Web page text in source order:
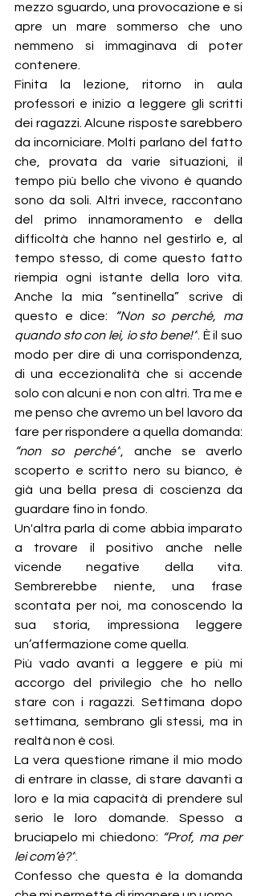
mezzo sguardo, una provocazione e si
apre un mare sommerso che uno
nemmeno si immaginava di poter
contenere.
Finita la lezione, ritorno in aula
professori e inizio a leggere gli scritti
dei ragazzi. Alcune risposte sarebbero
da incorniciare. Molti parlano del fatto
che, provata da varie situazioni, il
tempo più bello che vivono è quando
sono da soli. Altri invece, raccontano
del primo innamoramento e della
difficoltà che hanno nel gestirlo e, al
tempo stesso, di come questo fatto
riempia ogni istante della loro vita.
Anche la mia “sentinella” scrive di
questo e dice:
“Non so perché, ma
quando sto con lei, io sto bene!”. È il suo
modo per dire di una corrispondenza,
di una eccezionalità che si accende
solo con alcuni e non con altri. Tra me e
me penso che avremo un bel lavoro da
“non so perché”, anche se averlo
scoperto e scritto nero su bianco, è
già una bella presa di coscienza da
guardare fino in fondo.
Un'altra parla di come abbia imparato
a trovare il positivo anche nelle
vicende negative della vita.
Sembrerebbe niente, una frase
scontata per noi, ma conoscendo la
sua storia, impressiona leggere
un’affermazione come quella.
Più vado avanti a leggere e più mi
accorgo del privilegio che ho nello
stare con i ragazzi. Settimana dopo
settimana, sembrano gli stessi, ma in
realtà non è così.
La vera questione rimane il mio modo
di entrare in classe, di stare davanti a
loro e la mia capacità di prendere sul
serio le loro domande. Spesso a
bruciapelo mi chiedono: “Prof, ma per
lei com’è?”.
Confesso che questa è la domanda